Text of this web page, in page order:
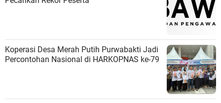
Koperasi Desa Merah Putih Purwabakti Jadi
Percontohan Nasional di HARKOPNAS ke-79